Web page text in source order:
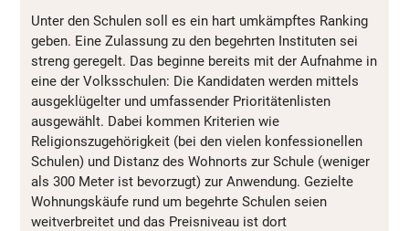
Unter den Schulen soll es ein hart umkämpftes Ranking
geben. Eine Zulassung zu den begehrten Instituten sei
streng geregelt. Das beginne bereits mit der Aufnahme in
eine der Volksschulen: Die Kandidaten werden mittels
ausgeklügelter und umfassender Prioritätenlisten
ausgewählt. Dabei kommen Kriterien wie
Religionszugehörigkeit (bei den vielen konfessionellen
Schulen) und Distanz des Wohnorts zur Schule (weniger
als 300 Meter ist bevorzugt) zur Anwendung. Gezielte
Wohnungskäufe rund um begehrte Schulen seien
weitverbreitet und das Preisniveau ist dort